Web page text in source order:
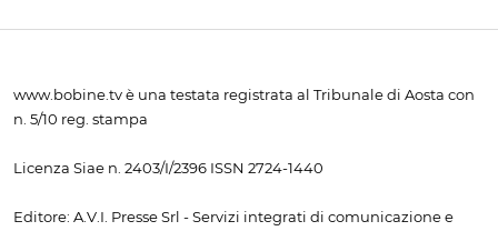
www.bobine.tv è una testata registrata al Tribunale di Aosta con
n. 5/10 reg. stampa
Licenza Siae n. 2403/I/2396 ISSN 2724-1440
Editore: A.V.I. Presse Srl - Servizi integrati di comunicazione e